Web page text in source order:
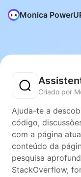
Monica
Criado por
Ajuda-te a
código,
com a página
conteúdo da
pesquisa
StackOverflow,